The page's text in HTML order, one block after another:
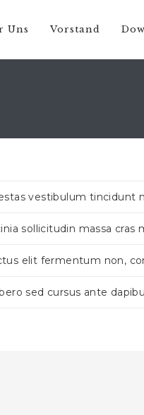
Uns Vorstand
vestibulum tincidunt
sollicitudin massa cras
elit fermentum non,
sed cursus ante